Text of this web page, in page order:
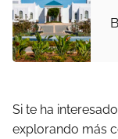
Si te ha interesado
explorando más